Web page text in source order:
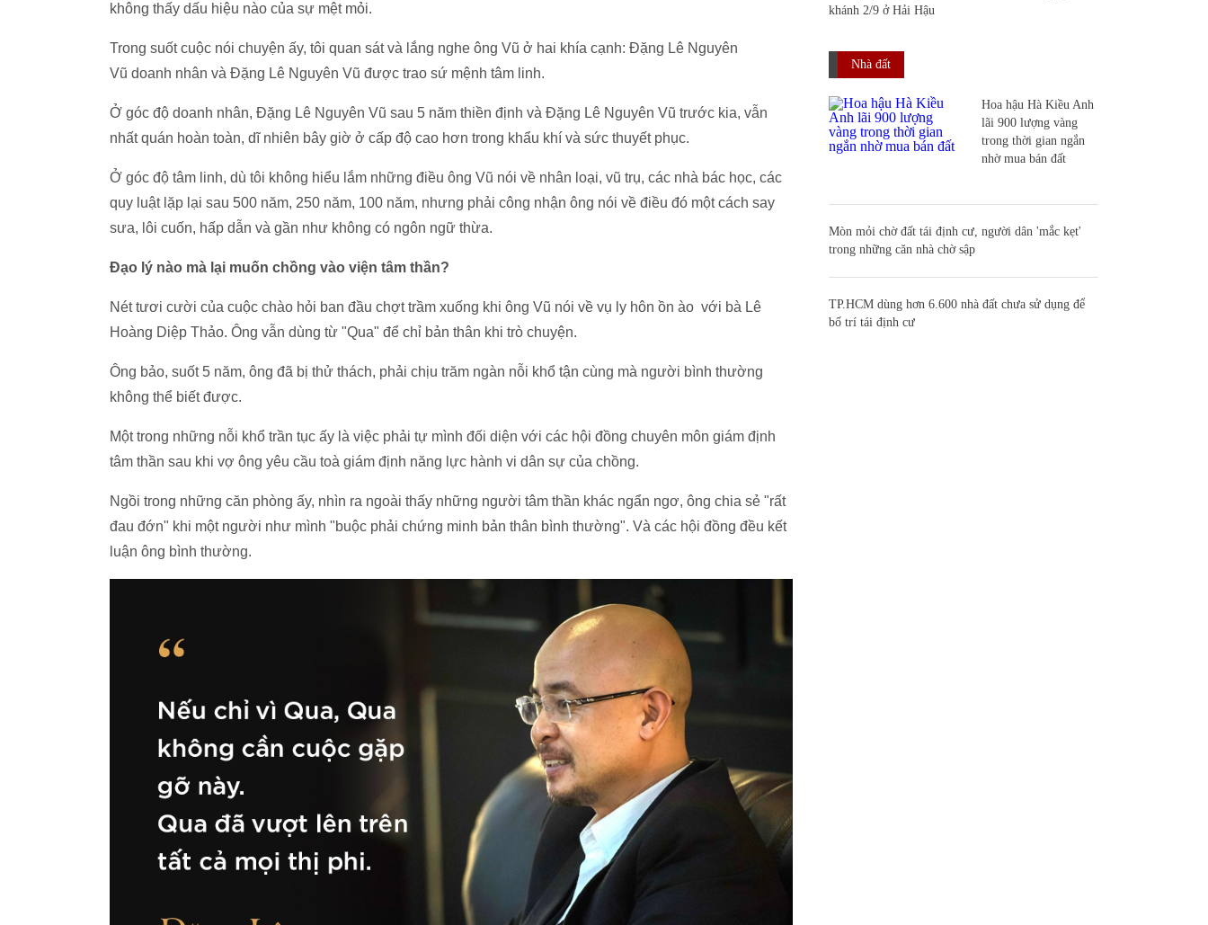
không thấy dấu hiệu nào của sự mệt mỏi.
Trong suốt cuộc nói chuyện ấy, tôi quan sát và lắng nghe ông Vũ ở hai khía cạnh: Đặng Lê Nguyên
Vũ doanh nhân và Đặng Lê Nguyên Vũ được trao sứ mệnh tâm linh.
Ở góc độ doanh nhân, Đặng Lê Nguyên Vũ sau 5 năm thiền định và Đặng Lê Nguyên Vũ trước kia, vẫn
nhất quán hoàn toàn, dĩ nhiên bây giờ ở cấp độ cao hơn trong khẩu khí và sức thuyết phục.
Ở góc độ tâm linh, dù tôi không hiểu lắm những điều ông Vũ nói về nhân loại, vũ trụ, các nhà bác học, các
quy luật lặp lại sau 500 năm, 250 năm, 100 năm, nhưng phải công nhận ông nói về điều đó một cách say
sưa, lôi cuốn, hấp dẫn và gần như không có ngôn ngữ thừa.
Đạo lý nào mà lại muốn chồng vào viện tâm thần?
Nét tươi cười của cuộc chào hỏi ban đầu chợt trầm xuống khi ông Vũ nói về vụ ly hôn ồn ào với bà Lê
Hoàng Diệp Thảo. Ông vẫn dùng từ "Qua" để chỉ bản thân khi trò chuyện.
Ông bảo, suốt 5 năm, ông đã bị thử thách, phải chịu trăm ngàn nỗi khổ tận cùng mà người bình thường
không thể biết được.
Một trong những nỗi khổ trần tục ấy là việc phải tự mình đối diện với các hội đồng chuyên môn giám định
tâm thần sau khi vợ ông yêu cầu toà giám định năng lực hành vi dân sự của chồng.
Ngồi trong những căn phòng ấy, nhìn ra ngoài thấy những người tâm thần khác ngẩn ngơ, ông chia sẻ "rất
đau đớn" khi một người như mình "buộc phải chứng minh bản thân bình thường". Và các hội đồng đều kết
luận ông bình thường.
khánh 2/9 ở Hải Hậu
Nhà đất
Hoa hậu Hà Kiều Anh
lãi 900 lượng vàng
trong thời gian ngắn
nhờ mua bán đất
Mòn mỏi chờ đất tái định cư, người dân 'mắc kẹt'
trong những căn nhà chờ sập
TP.HCM dùng hơn 6.600 nhà đất chưa sử dụng để
bố trí tái định cư